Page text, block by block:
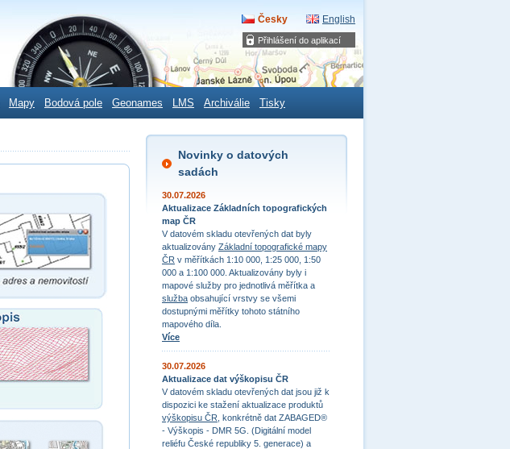
Přihlášení do aplikací
Česky English
Mapy Bodová pole Geonames LMS Archiválie Tisky
Novinky o datových
sadách
30.07.2026
Aktualizace Základních topografických
map ČR
V datovém skladu otevřených dat byly
aktualizovány Základní topografické mapy
ČR v měřítkách 1:10 000, 1:25 000, 1:50
000 a 1:100 000. Aktualizovány byly i
mapové služby pro jednotlivá měřítka a
služba obsahující vrstvy se všemi
dostupnými měřítky tohoto státního
mapového díla.
Více
30.07.2026
Aktualizace dat výškopisu ČR
V datovém skladu otevřených dat jsou již k
dispozici ke stažení aktualizace produktů
výškopisu ČR , konkrétně dat ZABAGED®
- Výškopis - DMR 5G. (Digitální model
reliéfu České republiky 5. generace) a